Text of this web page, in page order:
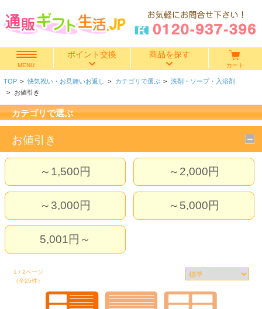
MENU
ポイント交換 商品を探す
快気祝い
香典返し
出産内祝い
結婚内祝い
結婚引き出物
カート
TOP > 快気祝い・お見舞いお返し > カテゴリで選ぶ > 洗剤・ソープ・入浴剤
> お値引き
カテゴリで選ぶ
お値引き
～1,500円
～3,000円
5,001円～
～2,000円
～5,000円
1 / 2ページ
（全25件）